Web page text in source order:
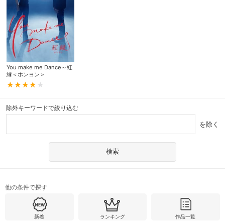
You make me Dance～紅
縁＜ホンヨン＞
除外キーワードで絞り込む
を除く
他の条件で探す
新着 ランキング 作品一覧